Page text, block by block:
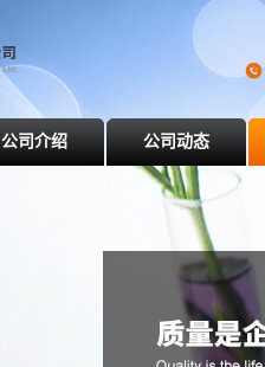
公司介绍 公司动态